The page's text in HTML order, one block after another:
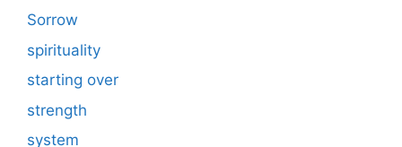
Sorrow
spirituality
starting over
strength
system